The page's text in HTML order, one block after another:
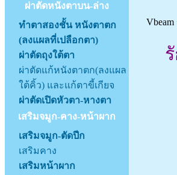
ผ่าตัดหนังตาบน-ล่าง
ทำตาสองชั้น หนังตาตก
(ลงแผลที่เปลือกตา)
ผ่าตัดถุงใต้ตา
ผ่าตัดแก้หนังตาตก(ลงแผล
ใต้คิ้ว) และแก้ตาขี้เกียจ
ผ่าตัดเปิดหัวตา-หางตา
เสริมจมูก-คาง-หน้าผาก
เสริมจมูก-ตัดปีก
เสริมคาง
เสริมหน้าผาก